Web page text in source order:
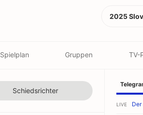
2025
Spielplan Gruppen TV-
Schiedsrichter
LIVE